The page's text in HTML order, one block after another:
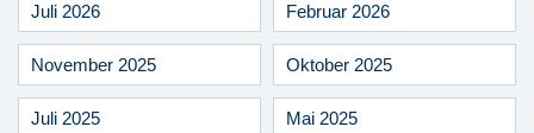
Juli 2026 Februar 2026
November 2025 Oktober 2025
Juli 2025 Mai 2025